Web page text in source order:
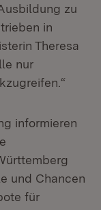
zu
in
Theresa
nur
informieren
und Chancen
für